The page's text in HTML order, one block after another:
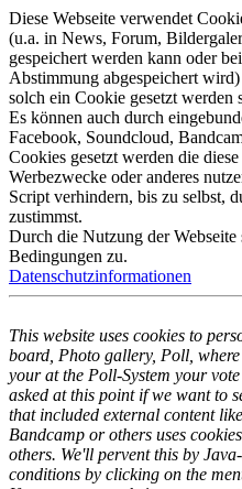
Diese Webseite verwendet
(u.a. in News, Forum,
gespeichert werden kann oder
Abstimmung abgespeichert
solch ein Cookie gesetzt werden
Es können auch durch
Facebook, Soundcloud,
Cookies gesetzt werden die
Werbezwecke oder anderes
Script verhindern, bis zu selbst,
zustimmst.
Durch die Nutzung der Webseite
Bedingungen zu.
Datenschutzinformationen
This website uses cookies to
board, Photo gallery, Poll,
your at the Poll-System your
asked at this point if we want to
that included external content
Bandcamp or others uses
others. We'll pervent this by
conditions by clicking on the